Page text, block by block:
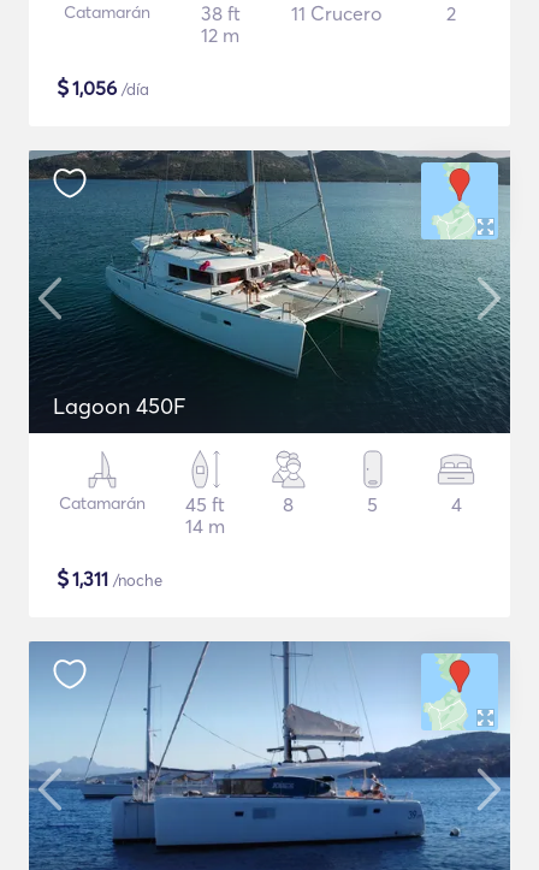
Catamarán
38 ft
12 m
11 Crucero 2
$1,056 /día
Lagoon 450F
Catamarán
45 ft
14 m
8 5 4
$1,311 /noche